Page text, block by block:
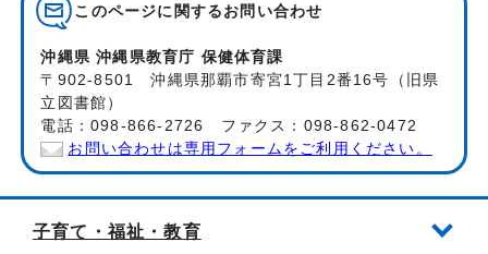
このページに関する お問い合わせ
沖縄県 沖縄県教育庁 保健体育課
〒902-8501 沖縄県那覇市寄宮1丁目2番16号（旧県
立図書館）
電話：098-866-2726 ファクス：098-862-0472
お問い合わせは専用フォームをご利用ください。
子育て・福祉・教育